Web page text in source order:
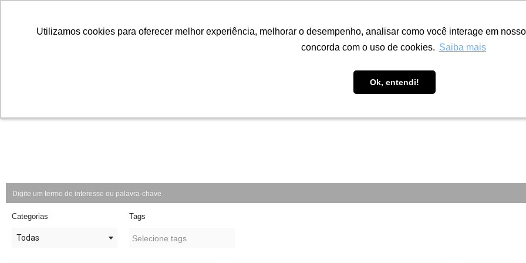
Utilizamos cookies para oferecer melhor experiência, melhorar o desempenho, analisar como você interage em
concorda com o uso de cookies. Saiba mais
Ok, entendi!
Utilizamos cookies para oferecer melhor experiência, melhorar o desempenho, analisar como você interage em
concorda com o uso de cookies. Saiba mais
Ok, entendi!
Fábrica Portfólio
Categorias
Todas
Tags